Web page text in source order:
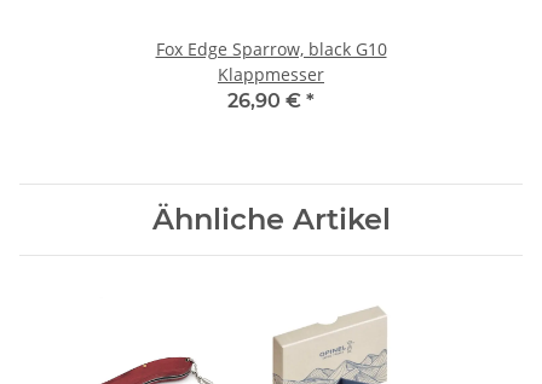
Fox Edge Sparrow, black G10
Klappmesser
26,90 € *
Ähnliche Artikel